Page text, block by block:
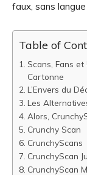
faux, sans
Table of
Scans, Fans
Cartonne
L’Envers du
Les
Alors,
Crunchy Scan
CrunchyScans
CrunchyScan
CrunchyScan